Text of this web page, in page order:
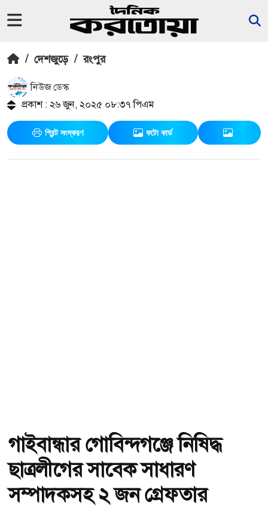
/ দেশজুড়ে / রংপুর
নিউজ ডেস্ক
প্রকাশ : ২৬ জুন, ২০২৫ ০৮:৩৭ পিএম
প্রিন্ট সংস্করণ ফটো কার্ড
গাইবান্ধার গোবিন্দগঞ্জে নিষিদ্ধ
ছাত্রলীগের সাবেক সাধারণ
সম্পাদকসহ ২ জন গ্রেফতার